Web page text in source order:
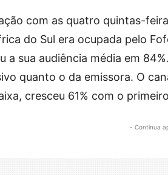
com as quatro quintas-
do Sul era ocupada pelo
a sua audiência média em
quanto o da emissora. O
cresceu 61% com o
- Continua